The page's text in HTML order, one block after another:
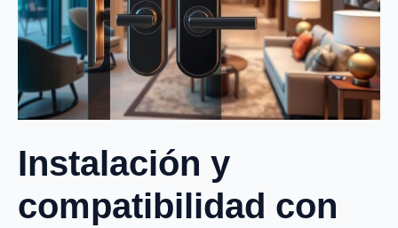
Instalación y
compatibilidad con